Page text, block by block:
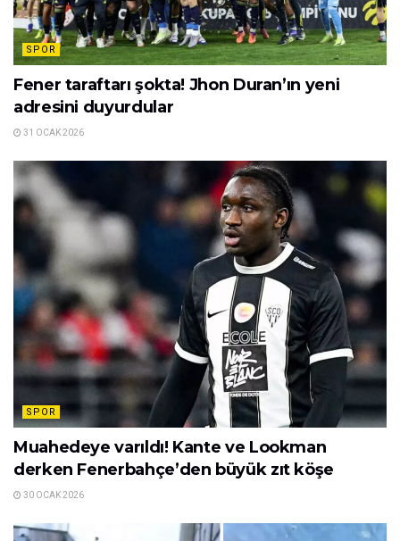
SPOR
Fener taraftarı şokta! Jhon Duran’ın yeni
adresini duyurdular
31 OCAK 2026
SPOR
Muahedeye varıldı! Kante ve Lookman
derken Fenerbahçe’den büyük zıt köşe
30 OCAK 2026